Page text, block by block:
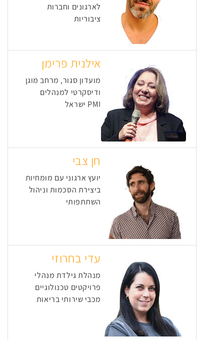
לארגונים וחברות
ציבוריות
אילנית פרימן
מועדון סגור, מרחב מוגן
ודיסקרטי למנהלים
PMI ישראל
חן צבי
יועץ ארגוני עם מומחיות
ביצירת הסכמות וניהול
השתתפותי
עדי בחרוזי
מנהלת גילדת מנהלי
פרויקטים טכנולוגיים
מכבי שירותי בריאות